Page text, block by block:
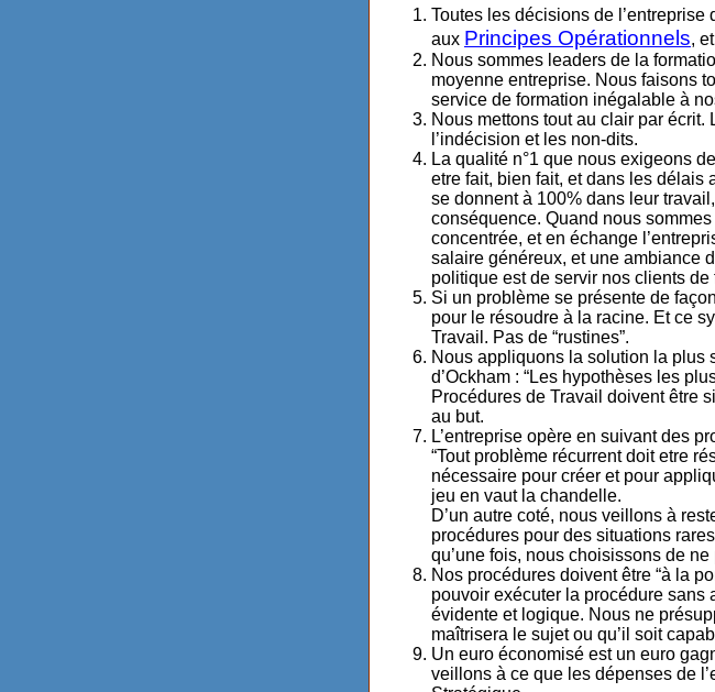
Toutes les décisions de l’entreprise
aux Principes Opérationnels,
Nous sommes leaders de la
moyenne entreprise. Nous faisons
service de formation inégalable à
Nous mettons tout au clair par écrit.
l’indécision et les non-dits.
La qualité n°1 que nous exigeons
etre fait, bien fait, et dans les délais
se donnent à 100% dans leur
conséquence. Quand nous
concentrée, et en échange
salaire généreux, et une ambiance
politique est de servir nos clients
Si un problème se présente de
pour le résoudre à la racine. Et ce
Travail. Pas de “rustines”.
Nous appliquons la solution la plus
d’Ockham : “Les hypothèses les
Procédures de Travail doivent être
au but.
L’entreprise opère en suivant des
“Tout problème récurrent doit etre
nécessaire pour créer et pour
jeu en vaut la chandelle.
D’un autre coté, nous veillons à
procédures pour des situations
qu’une fois, nous choisissons de ne
Nos procédures doivent être “à la
pouvoir exécuter la procédure sans
évidente et logique. Nous ne
maîtrisera le sujet ou qu’il soit
Un euro économisé est un euro
veillons à ce que les dépenses de